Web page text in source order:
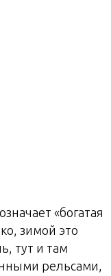
«богатая
зимой это
тут и там
рельсами,